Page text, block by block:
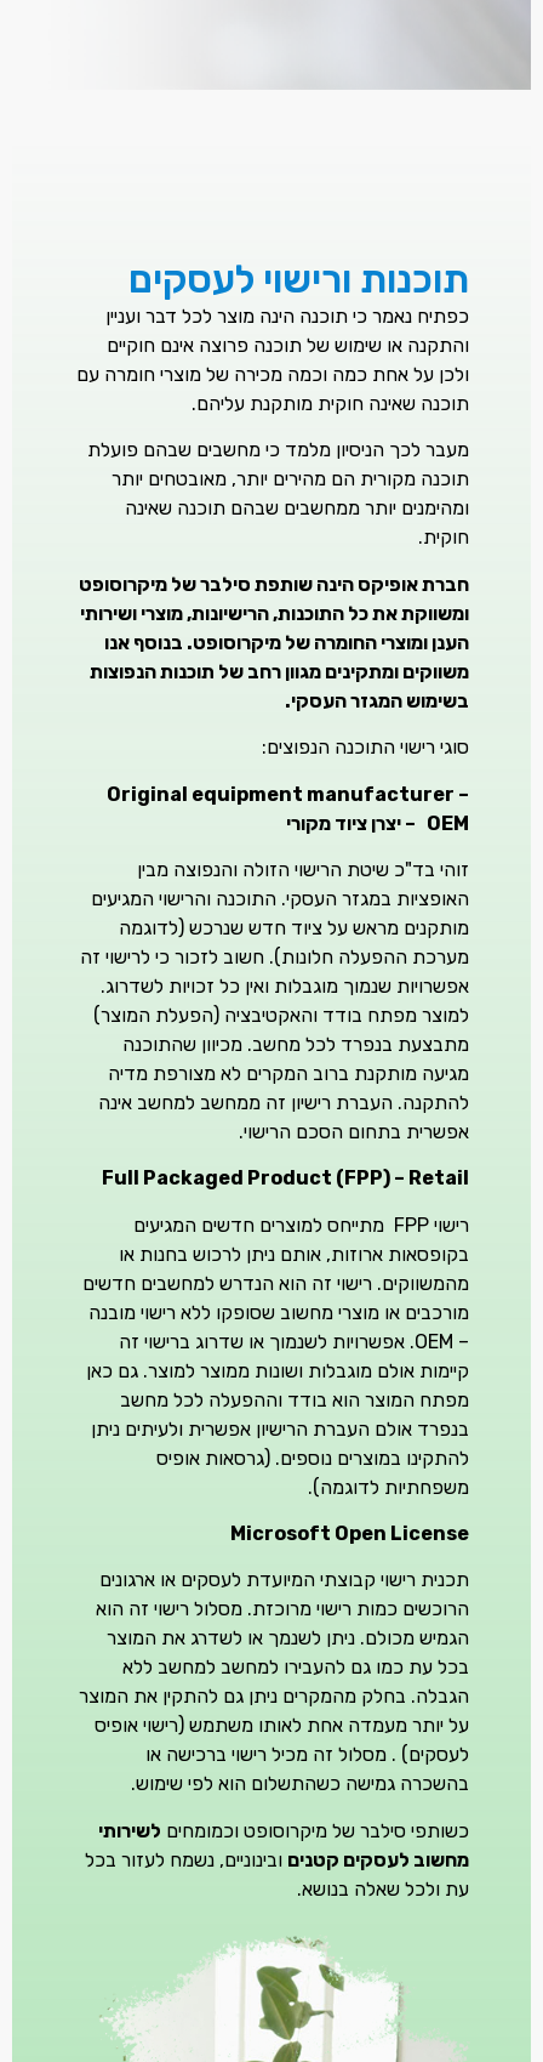
תוכנות ורישוי לעסקים
כפתיח נאמר כי תוכנה הינה מוצר לכל דבר ועניין
והתקנה או שימוש של תוכנה פרוצה אינם חוקיים
ולכן על אחת כמה וכמה מכירה של מוצרי חומרה עם
תוכנה שאינה חוקית מותקנת עליהם.
מעבר לכך הניסיון מלמד כי מחשבים שבהם פועלת
תוכנה מקורית הם מהירים יותר, מאובטחים יותר
ומהימנים יותר ממחשבים שבהם תוכנה שאינה
חוקית.
חברת אופיקס הינה שותפת סילבר של מיקרוסופט
ומשווקת את כל התוכנות, הרישיונות, מוצריושירותי
הענן ומוצרי החומרה של מיקרוסופט. בנוסף אנו
משווקים ומתקינים מגוון רחב של תוכנות הנפוצות
בשימוש המגזר העסקי.
סוגי רישוי התוכנה הנפוצים:
Original equipment manufacturer –
OEM – יצרן ציוד מקורי
זוהי בד"כ שיטת הרישוי הזולה והנפוצה מבין
האופציות במגזר העסקי. התוכנה והרישוי המגיעים
מותקנים מראש על ציוד חדש שנרכש (לדוגמה
מערכת ההפעלה חלונות). חשוב לזכור כי לרישוי זה
אפשרויות שנמוך מוגבלות ואין כל זכויות לשדרוג.
למוצר מפתח בודד והאקטיבציה (הפעלת המוצר)
מתבצעת בנפרד לכל מחשב. מכיוון שהתוכנה
מגיעה מותקנת ברוב המקרים לא מצורפת מדיה
להתקנה. העברת רישיון זה ממחשב למחשב אינה
אפשרית בתחום הסכם הרישוי.
Full Packaged Product (FPP) – Retail
רישוי FPP מתייחס למוצרים חדשים המגיעים
בקופסאות ארוזות, אותם ניתן לרכוש בחנות או
מהמשווקים. רישוי זה הוא הנדרש למחשבים חדשים
מורכבים או מוצרי מחשוב שסופקו ללא רישוי מובנה
– OEM. אפשרויות לשנמוך או שדרוג ברישוי זה
קיימות אולם מוגבלות ושונות ממוצר למוצר. גם כאן
מפתח המוצר הוא בודד וההפעלה לכל מחשב
בנפרד אולם העברת הרישיון אפשרית ולעיתים ניתן
להתקינו במוצרים נוספים. (גרסאות אופיס
משפחתיות לדוגמה).
Microsoft Open License
תכנית רישוי קבוצתי המיועדת לעסקים או ארגונים
הרוכשים כמות רישוי מרוכזת. מסלול רישוי זה הוא
הגמיש מכולם. ניתן לשנמך או לשדרג את המוצר
בכל עת כמו גם להעבירו למחשב למחשב ללא
הגבלה. בחלק מהמקרים ניתן גם להתקין את המוצר
על יותר מעמדה אחת לאותו משתמש (רישוי אופיס
לעסקים) . מסלול זה מכיל רישוי ברכישה או
בהשכרה גמישה כשהתשלום הוא לפי שימוש.
כשותפי סילבר של מיקרוסופט וכמומחים לשירותי
מחשוב לעסקים קטנים ובינוניים, נשמח לעזור בכל
עת ולכל שאלה בנושא.